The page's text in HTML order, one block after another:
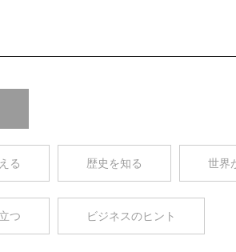
る 歴史を知る 世界
つ ビジネスのヒント